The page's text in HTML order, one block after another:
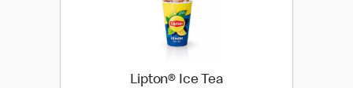
Lipton® Ice Tea